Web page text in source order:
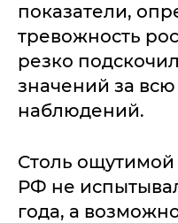
показатели,
тревожность
резко
значений за
наблюдений.
Столь
РФ не
года, а